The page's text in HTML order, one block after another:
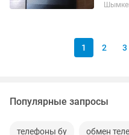
1 2 3
Популярные запросы
телефоны бу обмен